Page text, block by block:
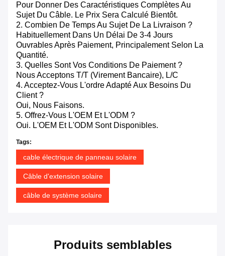
Pour Donner Des Caractéristiques Complètes Au
Sujet Du Câble. Le Prix Sera Calculé Bientôt.
2. Combien De Temps Au Sujet De La Livraison ?
Habituellement Dans Un Délai De 3-4 Jours
Ouvrables Après Paiement, Principalement Selon La
Quantité.
3. Quelles Sont Vos Conditions De Paiement ?
Nous Acceptons T/T (virement Bancaire), L/C
4. Acceptez-Vous L'ordre Adapté Aux Besoins Du
Client ?
Oui, Nous Faisons.
5. Offrez-Vous L'OEM Et L'ODM ?
Oui. L'OEM Et L'ODM Sont Disponibles.
Tags:
cable électrique de panneau solaire
Câble d'extension solaire
câble de système solaire
Produits semblables